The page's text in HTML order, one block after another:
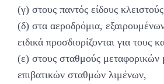
(γ) στους παντός είδους
(δ) στα αεροδρόμια,
ειδικά προσδιορίζονται για τους
(ε) στους σταθμούς μεταφορικών
επιβατικών σταθμών λιμένων,